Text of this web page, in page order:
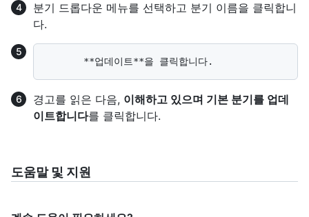
분기 드롭다운 메뉴를 선택하고 분기 이름을 클릭합니
다.
경고를 읽은 다음, 이해하고 있으며 기본 분기를 업데
이트합니다를 클릭합니다.
도움말 및 지원